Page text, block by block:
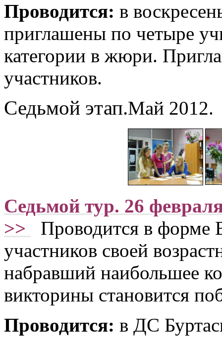
Проводится: в
приглашены по четыре
категории в жюри.
участников.
Седьмой этап.Май 2012.
Седьмой тур. 26
>>
Проводится в форме
участников своей
набравший наибольшее
викторины становится
Проводится: в ДС